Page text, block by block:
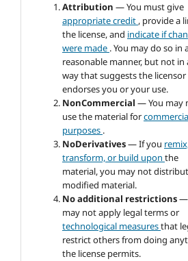
Attribution— You must give
appropriate credit , provide a
the license, and indicate if
were made . You may do so in
reasonable manner, but not in
way that suggests the licensor
endorses you or your use.
NonCommercial— You may
use the material for
purposes .
NoDerivatives— If you
transform, or build uponthe
material, you may not
modified material.
No additional restrictions—
may not apply legal terms or
technological measuresthat
restrict others from doing
the license permits.